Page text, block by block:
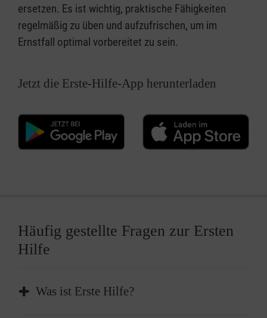
ersetzen. Es ist wichtig, praktische Fähigkeiten
regelmäßig zu üben und aufzufrischen, um im
Ernstfall optimal vorbereitet zu sein.
Jetzt die Erste-Hilfe-App herunterladen
Häufig gestellte Fragen zur Ersten
Hilfe
Was ist Erste Hilfe?